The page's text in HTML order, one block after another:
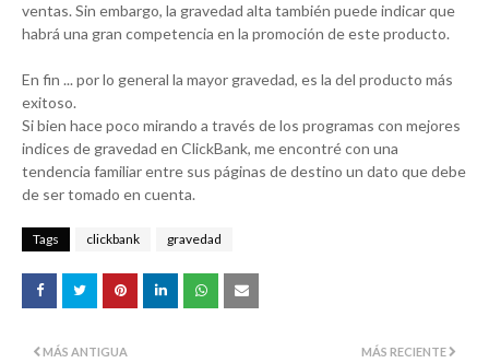
ventas. Sin embargo, la gravedad alta también puede indicar que
habrá una gran competencia en la promoción de este producto.
En fin ... por lo general la mayor gravedad, es la del producto más
exitoso.
Si bien hace poco mirando a través de los programas con mejores
indices de gravedad en ClickBank, me encontré con una
tendencia familiar entre sus páginas de destino un dato que debe
de ser tomado en cuenta.
Tags clickbank gravedad
MÁS RECIENTE
MÁS ANTIGUA